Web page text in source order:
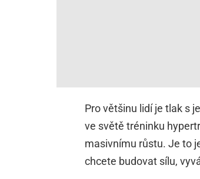
Pro většinu lidí je tlak s
ve světě tréninku
masivnímu růstu. Je to
chcete budovat sílu,